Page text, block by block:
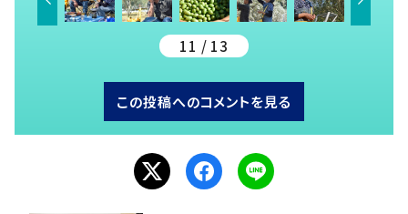
11 / 13
この投稿へのコメントを見る